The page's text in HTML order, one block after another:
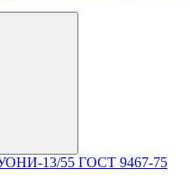
УОНИ-13/55 ГОСТ 9467-75